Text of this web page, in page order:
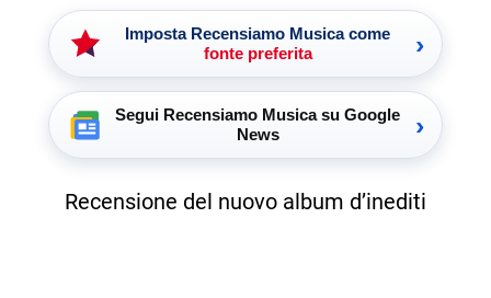
Imposta Recensiamo Musica come
fonte preferita
›
Segui Recensiamo Musica su Google
News
›
Recensione del nuovo album d’inediti